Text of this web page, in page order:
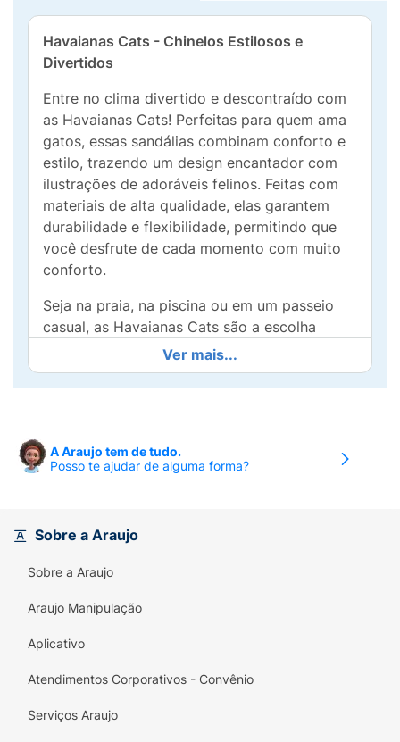
Havaianas Cats - Chinelos Estilosos e
Divertidos
Entre no clima divertido e descontraído com
as Havaianas Cats! Perfeitas para quem ama
gatos, essas sandálias combinam conforto e
estilo, trazendo um design encantador com
ilustrações de adoráveis felinos. Feitas com
materiais de alta qualidade, elas garantem
durabilidade e flexibilidade, permitindo que
você desfrute de cada momento com muito
conforto.
Seja na praia, na piscina ou em um passeio
casual, as Havaianas Cats são a escolha
perfeita para expressar sua personalidade e
amor por gatos. Com uma paleta de cores
suaves e um visual divertido, elas vão
com estas sandálias únicas. Experimente o
conforto e estilo que só as Havaianas podem
Ver mais...
A Araujo tem de tudo.
Posso te ajudar de alguma forma?
Sobre a Araujo
Sobre a Araujo
Araujo Manipulação
Aplicativo
Atendimentos Corporativos - Convênio
Serviços Araujo